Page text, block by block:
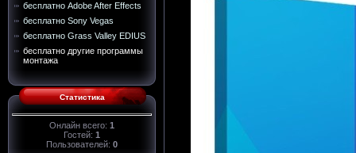
бесплатно Adobe After Effects
бесплатно Sony Vegas
бесплатно Grass Valley EDIUS
бесплатно другие программы
монтажа
Статистика
Онлайн всего: 1
Гостей: 1
Пользователей: 0